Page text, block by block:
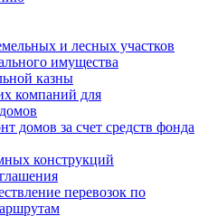
и лесных участков
имущества
казны
компаний для
домов за счет средств фонда
конструкций
перевозок по